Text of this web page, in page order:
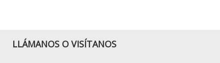
LLÁMANOS O VISÍTANOS